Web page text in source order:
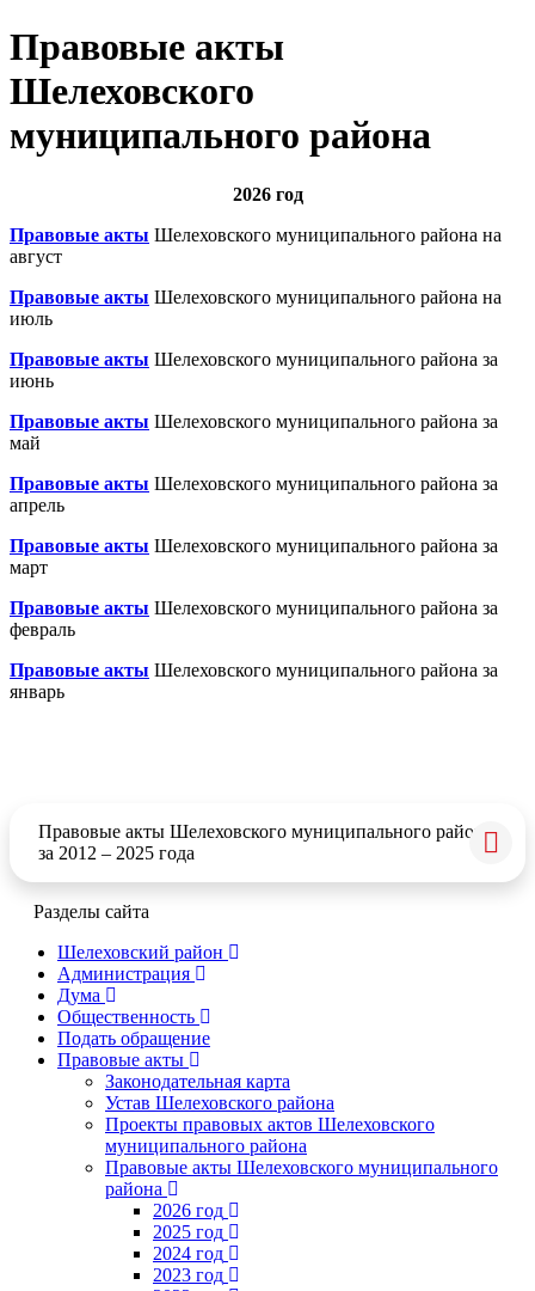
Правовые акты
Шелеховского
муниципального района
2026 год
Правовые акты Шелеховского муниципального района на
август
Правовые акты Шелеховского муниципального района на
июль
Правовые акты Шелеховского муниципального района за
июнь
Правовые акты Шелеховского муниципального района за
май
Правовые акты Шелеховского муниципального района за
апрель
Правовые акты Шелеховского муниципального района за
март
Правовые акты Шелеховского муниципального района за
февраль
Правовые акты Шелеховского муниципального района за
январь
Правовые акты Шелеховского муниципального района
за 2012 – 2025 года
Разделы сайта
Шелеховский район
Администрация
Дума
Общественность
Подать обращение
Правовые акты
Законодательная карта
Устав Шелеховского района
Проекты правовых актов Шелеховского
муниципального района
Правовые акты Шелеховского муниципального
района
2026 год
2025 год
2024 год
2023 год